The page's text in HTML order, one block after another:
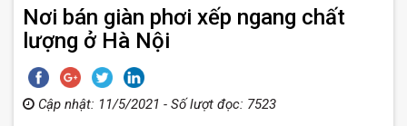
Nơi bán giàn phơi xếp ngang chất
lượng ở Hà Nội
Cập nhật: 11/5/2021 - Số lượt đọc: 7523